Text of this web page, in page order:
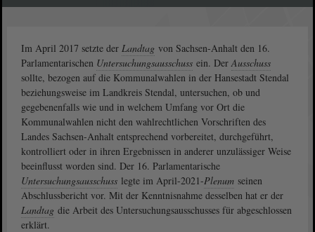
Im April 2017 setzte der Landtag von Sachsen-Anhalt den 16.
Parlamentarischen Untersuchungsausschuss ein. DerAusschuss
sollte, bezogen auf die Kommunalwahlen in der Hansestadt Stendal
beziehungsweise im Landkreis Stendal, untersuchen, ob und
gegebenenfalls wie und in welchem Umfang vor Ort die
Kommunalwahlen nicht den wahlrechtlichen Vorschriften des
Landes Sachsen-Anhalt entsprechend vorbereitet, durchgeführt,
kontrolliert oder in ihren Ergebnissen in anderer unzulässiger Weise
beeinflusst worden sind. Der 16. Parlamentarische
Untersuchungsausschuss legte im April-2021-Plenum seinen
Abschlussbericht vor. Mit der Kenntnisnahme desselben hat er der
Landtag die Arbeit des Untersuchungsausschusses für abgeschlossen
erklärt.